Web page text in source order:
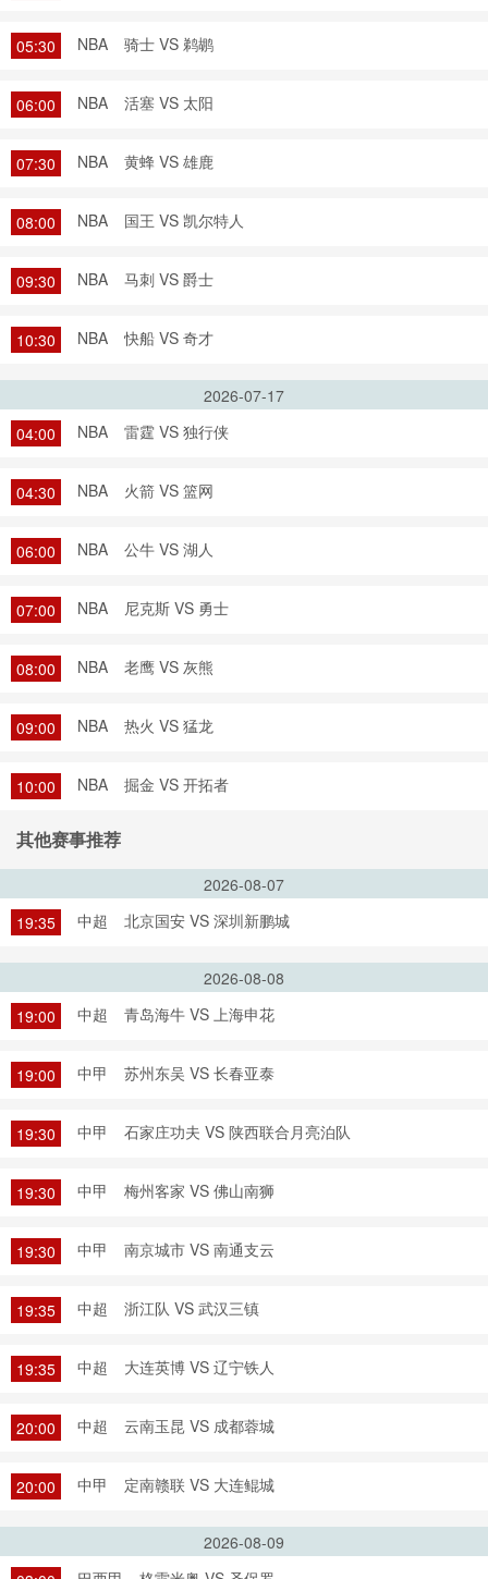
05:30 NBA 骑士 VS 鹈鹕
06:00 NBA 活塞 VS 太阳
07:30 NBA 黄蜂 VS 雄鹿
08:00 NBA 国王 VS 凯尔特人
09:30 NBA 马刺 VS 爵士
10:30 NBA 快船 VS 奇才
2026-07-17
04:00
NBA 雷霆 VS 独行侠
04:30 NBA 火箭 VS 篮网
06:00 NBA 公牛 VS 湖人
07:00 NBA 尼克斯 VS 勇士
08:00 NBA 老鹰 VS 灰熊
09:00 NBA 热火 VS 猛龙
10:00 NBA 掘金 VS 开拓者
其他赛事推荐
2026-08-07
19:35
中超 北京国安 VS 深圳新鹏城
2026-08-08
19:00
中超 青岛海牛 VS 上海申花
19:00 中甲 苏州东吴 VS 长春亚泰
19:30 中甲 石家庄功夫 VS 陕西联合月亮泊队
19:30 中甲 梅州客家 VS 佛山南狮
19:30 中甲 南京城市 VS 南通支云
19:35 中超 浙江队 VS 武汉三镇
19:35 中超 大连英博 VS 辽宁铁人
20:00 中超 云南玉昆 VS 成都蓉城
20:00 中甲 定南赣联 VS 大连鲲城
2026-08-09